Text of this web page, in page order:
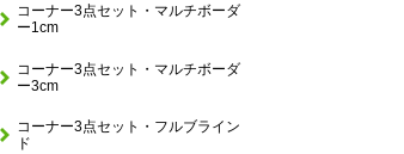
コーナー3点セット・マルチボーダ
ー1cm
コーナー3点セット・マルチボーダ
ー3cm
コーナー3点セット・フルブライン
ド